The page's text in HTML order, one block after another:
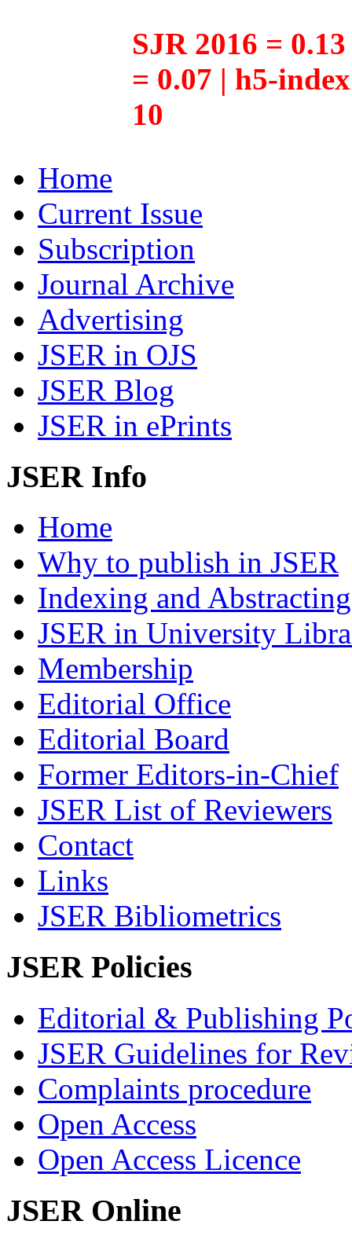
SJR 2016 =
= 0.07 | h5-
10
Home
Current Issue
Subscription
Journal Archive
Advertising
JSER in OJS
JSER Blog
JSER in ePrints
JSER Info
Home
Why to publish in JSER
Indexing and Abstracting
JSER in University
Membership
Editorial Office
Editorial Board
Former Editors-in-Chief
JSER List of Reviewers
Contact
Links
JSER Bibliometrics
JSER Policies
Editorial & Publishing
JSER Guidelines for
Complaints procedure
Open Access
Open Access Licence
JSER Online